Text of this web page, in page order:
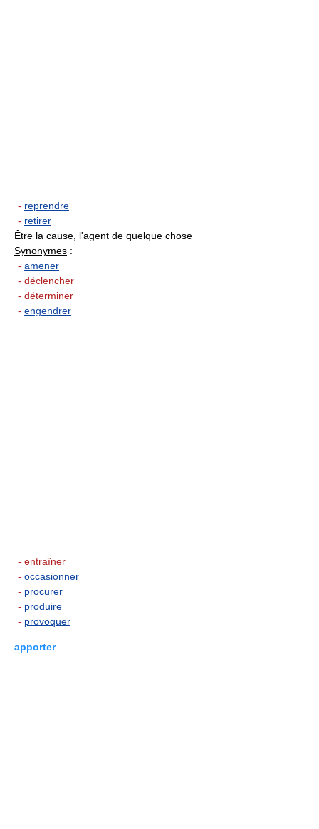
- reprendre
- retirer
Être la cause, l'agent de quelque chose
Synonymes :
- amener
- déclencher
- déterminer
- engendrer
- entraîner
- occasionner
- procurer
- produire
- provoquer
apporter